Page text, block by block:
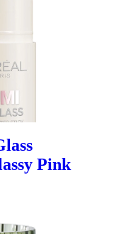
Pink